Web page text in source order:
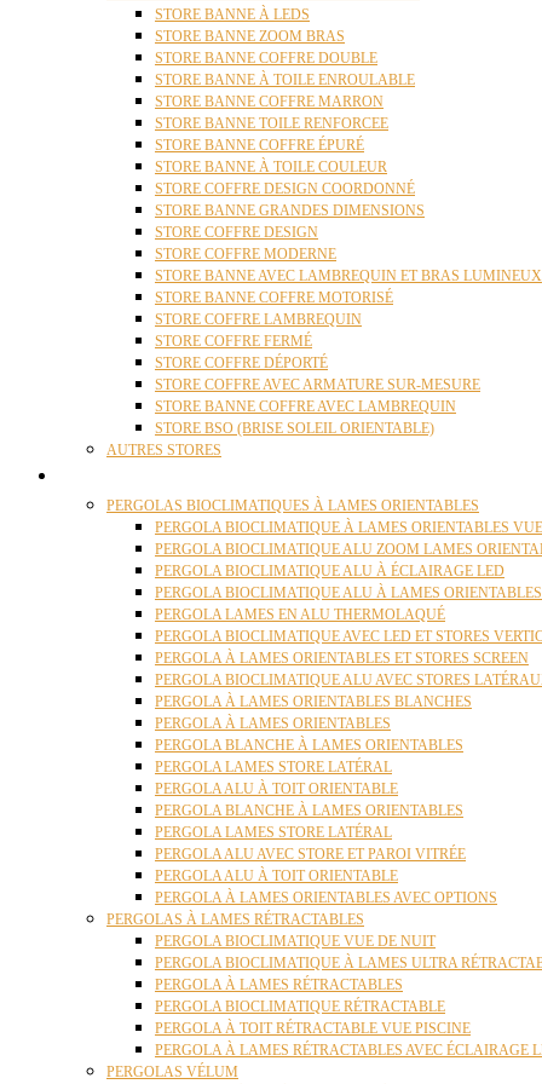
STORE BANNE À LEDS
STORE BANNE ZOOM BRAS
STORE BANNE COFFRE DOUBLE
STORE BANNE À TOILE ENROULABLE
STORE BANNE COFFRE MARRON
STORE BANNE TOILE RENFORCEE
STORE BANNE COFFRE ÉPURÉ
STORE BANNE À TOILE COULEUR
STORE COFFRE DESIGN COORDONNÉ
STORE BANNE GRANDES DIMENSIONS
STORE COFFRE DESIGN
STORE COFFRE MODERNE
STORE BANNE AVEC LAMBREQUIN ET BRAS LUMINEUX
STORE BANNE COFFRE MOTORISÉ
STORE COFFRE LAMBREQUIN
STORE COFFRE FERMÉ
STORE COFFRE DÉPORTÉ
STORE COFFRE AVEC ARMATURE SUR-MESURE
STORE BANNE COFFRE AVEC LAMBREQUIN
STORE BSO (BRISE SOLEIL ORIENTABLE)
AUTRES STORES
PERGOLAS BIOCLIMATIQUES À LAMES ORIENTABLES
PERGOLA BIOCLIMATIQUE À LAMES ORIENTABLES
PERGOLA BIOCLIMATIQUE ALU ZOOM LAMES
PERGOLA BIOCLIMATIQUE ALU À ÉCLAIRAGE LED
PERGOLA BIOCLIMATIQUE ALU À LAMES
PERGOLA LAMES EN ALU THERMOLAQUÉ
PERGOLA BIOCLIMATIQUE AVEC LED ET STORES
PERGOLA À LAMES ORIENTABLES ET STORES SCREEN
PERGOLA BIOCLIMATIQUE ALU AVEC STORES
PERGOLA À LAMES ORIENTABLES BLANCHES
PERGOLA À LAMES ORIENTABLES
PERGOLA BLANCHE À LAMES ORIENTABLES
PERGOLA LAMES STORE LATÉRAL
PERGOLA ALU À TOIT ORIENTABLE
PERGOLA BLANCHE À LAMES ORIENTABLES
PERGOLA LAMES STORE LATÉRAL
PERGOLA ALU AVEC STORE ET PAROI VITRÉE
PERGOLA ALU À TOIT ORIENTABLE
PERGOLA À LAMES ORIENTABLES AVEC OPTIONS
PERGOLAS À LAMES RÉTRACTABLES
PERGOLA BIOCLIMATIQUE VUE DE NUIT
PERGOLA BIOCLIMATIQUE À LAMES ULTRA
PERGOLA À LAMES RÉTRACTABLES
PERGOLA BIOCLIMATIQUE RÉTRACTABLE
PERGOLA À TOIT RÉTRACTABLE VUE PISCINE
PERGOLA À LAMES RÉTRACTABLES AVEC ÉCLAIRAGE
PERGOLAS VÉLUM